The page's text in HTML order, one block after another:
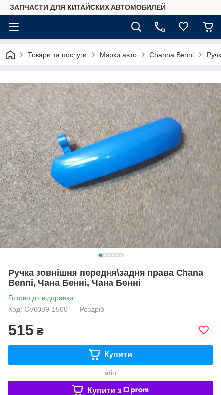
ЗАПЧАСТИ ДЛЯ КИТАЙСКИХ АВТОМОБИЛЕЙ
Товари та послуги Марки авто Сhannа Benni
Ручка зовнішня передня\задня права Chana
Benni, Чана Бенні, Чана Бенні
Готово до відправки
Код: CV6089-1500
Роздріб
515 ₴
Купити
або
Купити з